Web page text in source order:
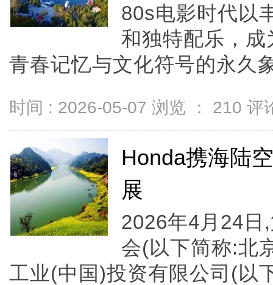
80s电影时代以
和独特配乐，
青春记忆与文化符号的永久
时间 : 2026-05-07 浏览 ： 210 评
Honda携海陆
展
2026年4月24日
会(以下简称:北
工业(中国)投资有限公司(以